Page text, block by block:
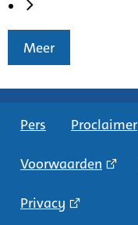
Meer
Pers Proclaimer
Voorwaarden
Privacy